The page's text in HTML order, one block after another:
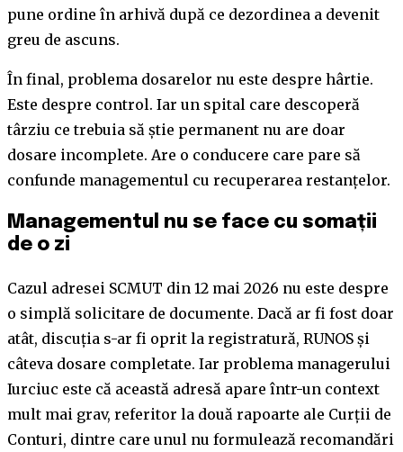
pune ordine în arhivă după ce dezordinea a devenit
greu de ascuns.
În final, problema dosarelor nu este despre hârtie.
Este despre control. Iar un spital care descoperă
târziu ce trebuia să știe permanent nu are doar
dosare incomplete. Are o conducere care pare să
confunde managementul cu recuperarea restanțelor.
Managementul nu se face cu somații
de o zi
Cazul adresei SCMUT din 12 mai 2026 nu este despre
o simplă solicitare de documente. Dacă ar fi fost doar
atât, discuția s-ar fi oprit la registratură, RUNOS și
câteva dosare completate. Iar problema managerului
Iurciuc este că această adresă apare într-un context
mult mai grav, referitor la două rapoarte ale Curții de
Conturi, dintre care unul nu formulează recomandări